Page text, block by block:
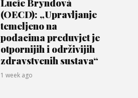
(OECD): „Upravljanje
temeljeno na
podacima preduvjet je
otpornijih i održivijih
zdravstvenih sustava“
1 week ago